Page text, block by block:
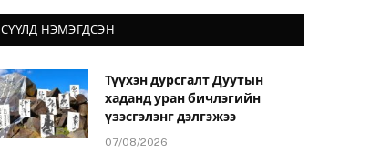
СҮҮЛД НЭМЭГДСЭН
Түүхэн дурсгалт Дуутын
хаданд уран бичлэгийн
үзэсгэлэнг дэлгэжээ
07/08/2026